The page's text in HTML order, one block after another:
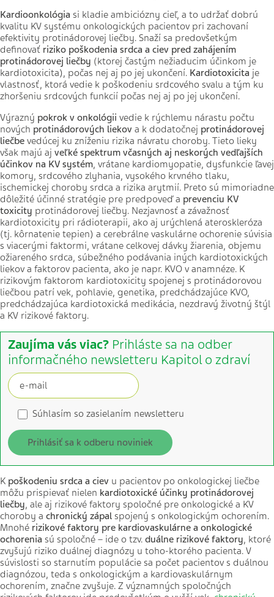
Kardioonkológia si kladie ambiciózny cieľ, a to udržať dobrú
kvalitu KV systému onkologických pacientov pri zachovaní
efektivity protinádorovej liečby. Snaží sa predovšetkým
definovať riziko poškodenia srdca a ciev pred zahájením
protinádorovej liečby (ktorej častým nežiaducim účinkom je
kardiotoxicita), počas nej aj po jej ukončení. Kardiotoxicita je
vlastnosť, ktorá vedie k poškodeniu srdcového svalu a tým ku
zhoršeniu srdcových funkcií počas nej aj po jej ukončení.
Výrazný pokrok v onkológii vedie k rýchlemu nárastu počtu
nových protinádorových liekov a k dodatočnej protinádorovej
liečbe vedúcej ku zníženiu rizika návratu choroby. Tieto lieky
však majú aj veľké spektrum včasných aj neskorých vedľajších
účinkov na KV systém, vrátane kardiomyopatie, dysfunkcie ľavej
komory, srdcového zlyhania, vysokého krvného tlaku,
ischemickej choroby srdca a rizika arytmií. Preto sú mimoriadne
dôležité účinné stratégie pre predpoveď a prevenciu KV
toxicity protinádorovej liečby. Nezjavnosť a závažnosť
kardiotoxicity pri rádioterapii, ako aj urýchlená ateroskleróza
(tj. kôrnatenie tepien) a cerebrálne vaskulárne ochorenie súvisia
s viacerými faktormi, vrátane celkovej dávky žiarenia, objemu
ožiareného srdca, súbežného podávania iných kardiotoxických
liekov a faktorov pacienta, ako je napr. KVO v anamnéze. K
rizikovým faktorom kardiotoxicity spojenej s protinádorovou
liečbou patrí vek, pohlavie, genetika, predchádzajúce KVO,
predchádzajúca kardiotoxická medikácia, nezdravý životný štýl
a KV rizikové faktory.
Zaujíma vás viac? Prihláste sa na odber
informačného newsletteru Kapitol o zdraví
Súhlasím so zasielaním newsletteru
Prihlásiť sa k odberu noviniek
K poškodeniu srdca a ciev u pacientov po onkologickej liečbe
môžu prispievať nielen kardiotoxické účinky protinádorovej
liečby, ale aj rizikové faktory spoločné pre onkologické a KV
choroby a chronický zápal spojený s onkologickým ochorením.
Mnohé rizikové faktory pre kardiovaskulárne a onkologické
ochorenia sú spoločné – ide o tzv. duálne rizikové faktory, ktoré
zvyšujú riziko duálnej diagnózy u toho-ktorého pacienta. V
súvislosti so starnutím populácie sa počet pacientov s duálnou
diagnózou, teda s onkologickým a kardiovaskulárnym
ochorením, značne zvyšuje. Z významných spoločných